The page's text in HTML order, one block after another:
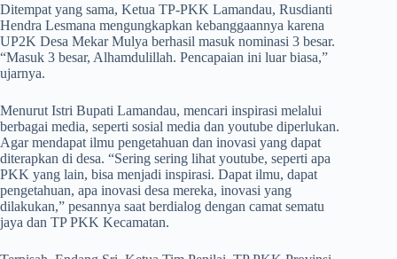
Ditempat yang sama, Ketua TP-PKK Lamandau, Rusdianti
Hendra Lesmana mengungkapkan kebanggaannya karena
UP2K Desa Mekar Mulya berhasil masuk nominasi 3 besar.
“Masuk 3 besar, Alhamdulillah. Pencapaian ini luar biasa,”
ujarnya.
Menurut Istri Bupati Lamandau, mencari inspirasi melalui
berbagai media, seperti sosial media dan youtube diperlukan.
Agar mendapat ilmu pengetahuan dan inovasi yang dapat
diterapkan di desa. “Sering sering lihat youtube, seperti apa
PKK yang lain, bisa menjadi inspirasi. Dapat ilmu, dapat
pengetahuan, apa inovasi desa mereka, inovasi yang
dilakukan,” pesannya saat berdialog dengan camat sematu
jaya dan TP PKK Kecamatan.